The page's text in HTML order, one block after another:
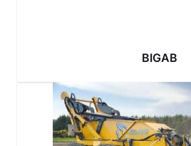
BIGAB